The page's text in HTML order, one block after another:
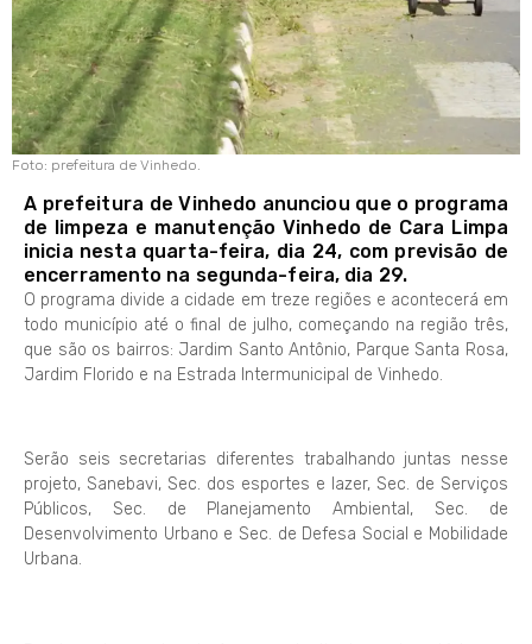
Foto: prefeitura de Vinhedo.
A prefeitura de Vinhedo anunciou que o programa
de limpeza e manutenção Vinhedo de Cara Limpa
inicia nesta quarta-feira, dia 24, com previsão de
encerramento na segunda-feira, dia 29.
O programa divide a cidade em treze regiões e acontecerá em
todo município até o final de julho, começando na região três,
que são os bairros: Jardim Santo Antônio, Parque Santa Rosa,
Jardim Florido e na Estrada Intermunicipal de Vinhedo.
Serão seis secretarias diferentes trabalhando juntas nesse
projeto, Sanebavi, Sec. dos esportes e lazer, Sec. de Serviços
Públicos, Sec. de Planejamento Ambiental, Sec. de
Desenvolvimento Urbano e Sec. de Defesa Social e Mobilidade
Urbana.